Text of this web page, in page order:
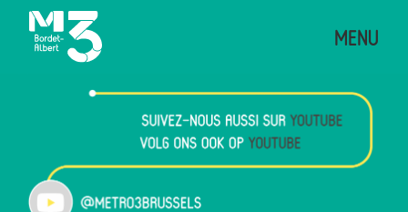
Aller
contenu
MENU